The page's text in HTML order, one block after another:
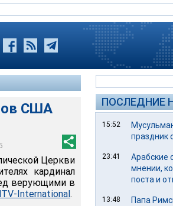
США
церкви
Церкви
кардинал
верующими в
International.
ПОСЛЕДНИЕ
15:52
праздник
23:41
Арабские
мнении,
поста и
13:48
Папа